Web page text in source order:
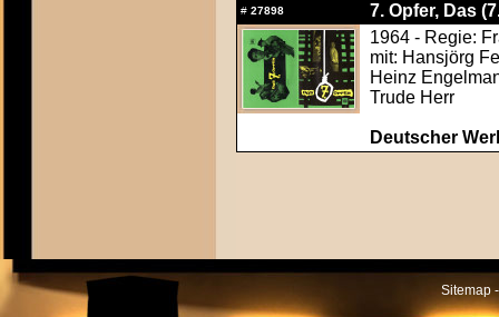
# 27898
7. Opfer, Das
1964 - Regie:
mit: Hansjörg
Heinz
Trude Herr
Deutscher
Sitemap